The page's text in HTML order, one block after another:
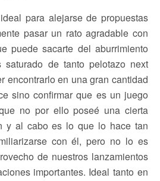
para alejarse de propuestas
pasar un rato agradable con
puede sacarte del aburrimiento
saturado de tanto pelotazo next
encontrarlo en una gran cantidad
sino confirmar que es un juego
no por ello poseé una cierta
y al cabo es lo que lo hace tan
con él, pero no lo es
de nuestros lanzamientos
importantes. Ideal tanto en